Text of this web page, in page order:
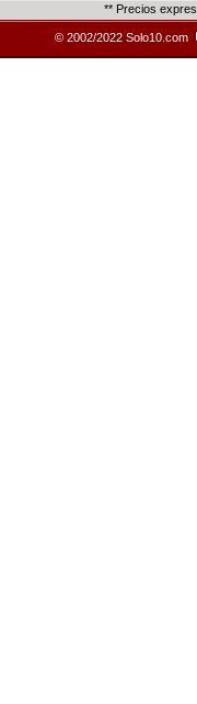
** Precios
© 2002/2022 Solo10.com